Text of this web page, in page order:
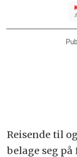
Reisende til
belage seg